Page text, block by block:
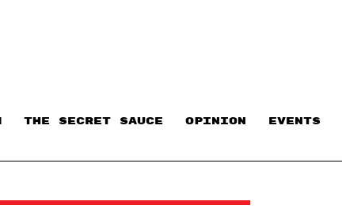
THE SECRET SAUCE​ OPINION EVENTS